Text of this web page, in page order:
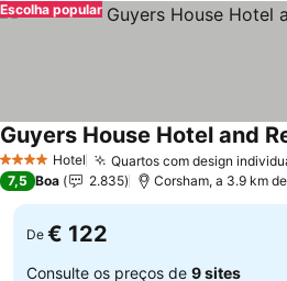
Escolha popular
4 EstrelasHotel Quartos com design
Guyers House Hotel and
7,5 Boa 2.835 Corsham, a 3.9 km
De € 122
Consulte os preços de 9 sites